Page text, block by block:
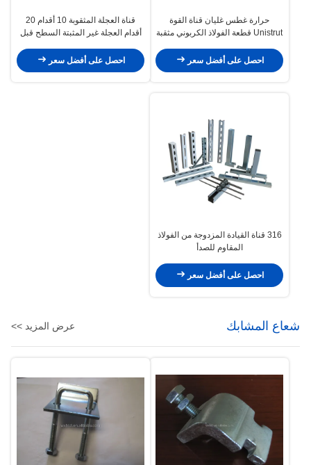
حرارة غطس غليان قناة القوة
Unistrut قطعة الفولاذ الكربوني مثقبة
احصل على أفضل سعر
قناة العجلة المثقوبة 10 أقدام 20
أقدام العجلة غير المثبتة السطح قبل
احصل على أفضل سعر
316 قناة القيادة المزدوجة من الفولاذ
المقاوم للصدأ
احصل على أفضل سعر
شعاع المشابك عرض المزيد >>